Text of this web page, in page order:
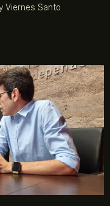
Viernes Santo